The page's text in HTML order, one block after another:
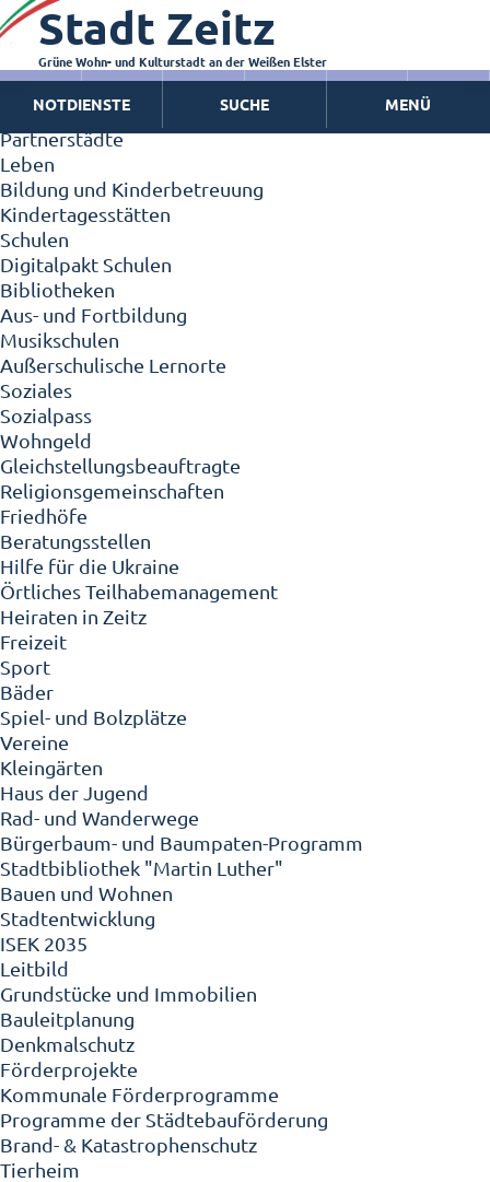
Zeitz - Die Kleinstadt
Willkommen in Zeitz!
Interview mit Oberbürgermeister Christian Thieme
Zeitz - Stadt der Zukunft
Ortschaften
Partnerstädte
Leben
Bildung und Kinderbetreuung
Kindertagesstätten
Schulen
Digitalpakt Schulen
Bibliotheken
Aus- und Fortbildung
Musikschulen
Außerschulische Lernorte
Soziales
Sozialpass
Wohngeld
Gleichstellungsbeauftragte
Religionsgemeinschaften
Friedhöfe
Beratungsstellen
Hilfe für die Ukraine
Örtliches Teilhabemanagement
Heiraten in Zeitz
Freizeit
Sport
Bäder
Spiel- und Bolzplätze
Vereine
Kleingärten
Haus der Jugend
Rad- und Wanderwege
Bürgerbaum- und Baumpaten-Programm
Stadtbibliothek "Martin Luther"
Bauen und Wohnen
Stadtentwicklung
ISEK 2035
Leitbild
Grundstücke und Immobilien
Bauleitplanung
Denkmalschutz
Förderprojekte
Kommunale Förderprogramme
Programme der Städtebauförderung
Brand- & Katastrophenschutz
Tierheim
Stadt Zeitz
Grüne Wohn- und Kulturstadt an der Weißen Elster
NOTDIENSTE SUCHE MENÜ